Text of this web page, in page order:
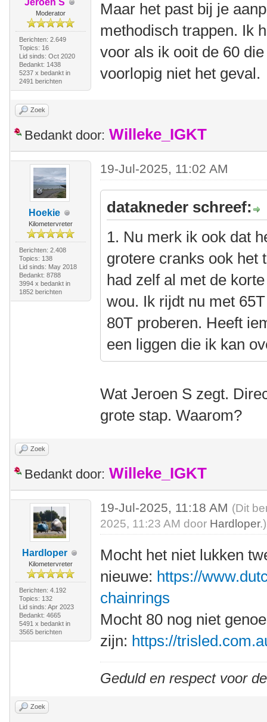
Jeroen S
Moderator
Berichten: 2.649
Topics: 16
Lid sinds: Oct 2020
Bedankt: 1438
5237 x bedankt in
2491 berichten
Maar het past bij je
methodisch trappen. Ik
voor als ik ooit de 60
voorlopig niet het geval.
Zoek
Bedankt door: Willeke_IGKT
Hoekie
Kilometervreter
Berichten: 2.408
Topics: 138
Lid sinds: May 2018
Bedankt: 8788
3994 x bedankt in
1852 berichten
19-Jul-2025, 11:02 AM
datakneder schreef:
1. Nu merk ik ook dat
grotere cranks ook het
had zelf al met de
wou. Ik rijdt nu met
80T proberen. Heeft
een liggen die ik kan
Wat Jeroen S zegt.
grote stap. Waarom?
Zoek
Bedankt door: Willeke_IGKT
Hardloper
Kilometervreter
Berichten: 4.192
Topics: 132
Lid sinds: Apr 2023
Bedankt: 4665
5491 x bedankt in
3565 berichten
19-Jul-2025, 11:18 AM (Dit
2025, 11:23 AM door Hardloper.)
Mocht het niet lukken
nieuwe: https://
chainrings
Mocht 80 nog niet
zijn: https://
Geduld en respect voor
Zoek